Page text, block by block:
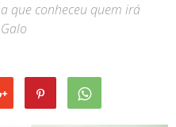
que conheceu quem irá